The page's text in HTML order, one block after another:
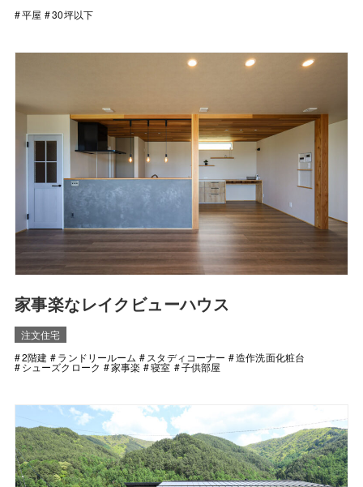
平屋
30坪以下
家事楽なレイクビューハウス
注文住宅
2階建
ランドリールーム スタディコーナー 造作洗面化粧台
シューズクローク 家事楽 寝室 子供部屋